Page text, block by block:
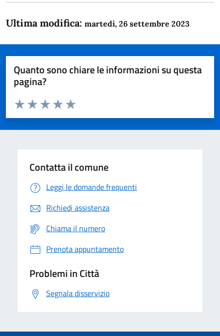
Ultima modifica: martedì, 26 settembre 2023
Quanto sono chiare le informazioni su questa
pagina?
Domanda
Valuta da 1 a 5 stelle la pagina
Valuta 5 stelle su 5
Valuta 4 stelle su 5
Valuta 3 stelle su 5
Valuta 2 stelle su 5
Valuta 1 stelle su 5
Contatta il comune
Leggi le domande frequenti
Richiedi assistenza
Chiama il numero
Prenota appuntamento
Problemi in Città
Segnala disservizio